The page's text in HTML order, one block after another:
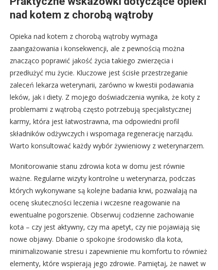
nad kotem z chorobą wątroby
Opieka nad kotem z chorobą wątroby wymaga
zaangażowania i konsekwencji, ale z pewnością można
znacząco poprawić jakość życia takiego zwierzęcia i
przedłużyć mu życie. Kluczowe jest ścisłe przestrzeganie
zaleceń lekarza weterynarii, zarówno w kwestii podawania
leków, jak i diety. Z mojego doświadczenia wynika, że koty z
problemami z wątrobą często potrzebują specjalistycznej
karmy, która jest łatwostrawna, ma odpowiedni profil
składników odżywczych i wspomaga regenerację narządu.
Warto konsultować każdy wybór żywieniowy z weterynarzem.
Monitorowanie stanu zdrowia kota w domu jest równie
ważne. Regularne wizyty kontrolne u weterynarza, podczas
których wykonywane są kolejne badania krwi, pozwalają na
ocenę skuteczności leczenia i wczesne reagowanie na
ewentualne pogorszenie. Obserwuj codzienne zachowanie
kota – czy jest aktywny, czy ma apetyt, czy nie pojawiają się
nowe objawy. Dbanie o spokojne środowisko dla kota,
minimalizowanie stresu i zapewnienie mu komfortu to również
elementy, które wspierają jego zdrowie. Pamiętaj, że nawet w